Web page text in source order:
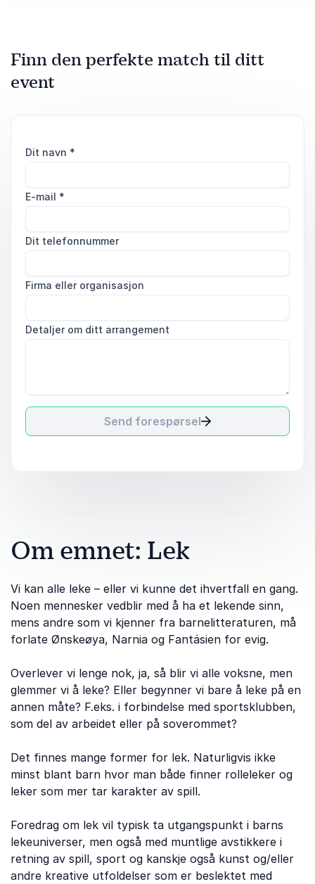
Finn den perfekte match til ditt
event
Dit navn *
E-mail *
Dit telefonnummer
Firma eller organisasjon
Detaljer om ditt arrangement
Send forespørsel
Om emnet: Lek
Vi kan alle leke – eller vi kunne det ihvertfall en gang.
Noen mennesker vedblir med å ha et lekende sinn,
mens andre som vi kjenner fra barnelitteraturen, må
forlate Ønskeøya, Narnia og Fantásien for evig.
Overlever vi lenge nok, ja, så blir vi alle voksne, men
glemmer vi å leke? Eller begynner vi bare å leke på en
annen måte? F.eks. i forbindelse med sportsklubben,
som del av arbeidet eller på soverommet?
Det finnes mange former for lek. Naturligvis ikke
minst blant barn hvor man både finner rolleleker og
leker som mer tar karakter av spill.
Foredrag om lek vil typisk ta utgangspunkt i barns
lekeuniverser, men også med muntlige avstikkere i
retning av spill, sport og kanskje også kunst og/eller
andre kreative utfoldelser som er beslektet med